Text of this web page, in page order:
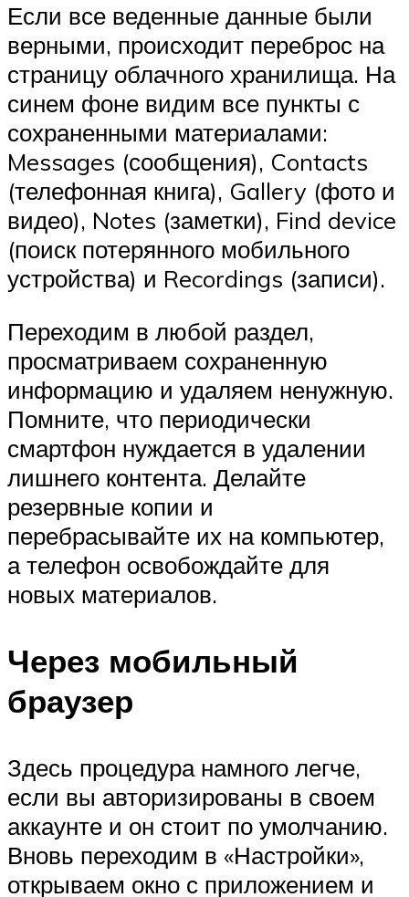
Если все веденные данные были
верными, происходит переброс на
страницу облачного хранилища. На
синем фоне видим все пункты с
сохраненными материалами:
Messages (сообщения), Contacts
(телефонная книга), Gallery (фото и
видео), Notes (заметки), Find device
(поиск потерянного мобильного
устройства) и Recordings (записи).
Переходим в любой раздел,
просматриваем сохраненную
информацию и удаляем ненужную.
Помните, что периодически
смартфон нуждается в удалении
лишнего контента. Делайте
резервные копии и
перебрасывайте их на компьютер,
а телефон освобождайте для
новых материалов.
Через мобильный
браузер
Здесь процедура намного легче,
если вы авторизированы в своем
аккаунте и он стоит по умолчанию.
Вновь переходим в «Настройки»,
открываем окно с приложением и